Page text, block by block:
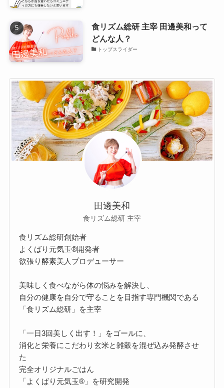
食リズム総研 主宰 田邊美和って
どんな人？
トップスライダー
田邊美和
食リズム総研 主宰
食リズム総研創始者
よくばり元気玉®開発者
欲張り酵素美人プロデューサー
美味しく食べながら体の悩みを解決し、
自分の健康を自分で守ることを目指す専門機関である
「食リズム総研」を主宰
「一日3回美しく出す！」をゴールに、
消化と栄養にこだわり玄米と雑穀を混ぜ込み発酵させ
た
完全オリジナルごはん
「よくばり元気玉®」を研究開発